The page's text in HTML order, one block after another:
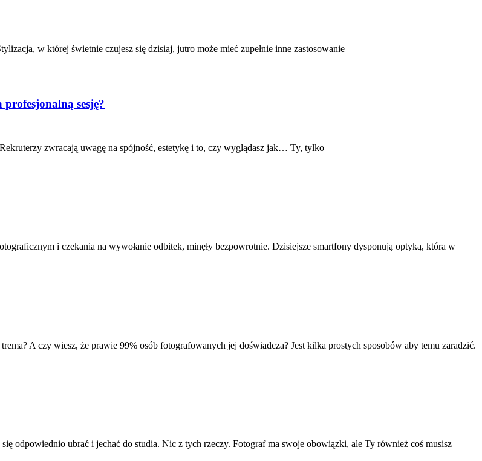
w której świetnie czujesz się dzisiaj, jutro może mieć zupełnie inne zastosowanie
sesję?
zwracają uwagę na spójność, estetykę i to, czy wyglądasz jak… Ty, tylko
i czekania na wywołanie odbitek, minęły bezpowrotnie. Dzisiejsze smartfony dysponują optyką, która w
A czy wiesz, że prawie 99% osób fotografowanych jej doświadcza? Jest kilka prostych sposobów aby temu zaradzić.
odpowiednio ubrać i jechać do studia. Nic z tych rzeczy. Fotograf ma swoje obowiązki, ale Ty również coś musisz